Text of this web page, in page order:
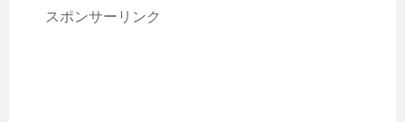
スポンサーリンク